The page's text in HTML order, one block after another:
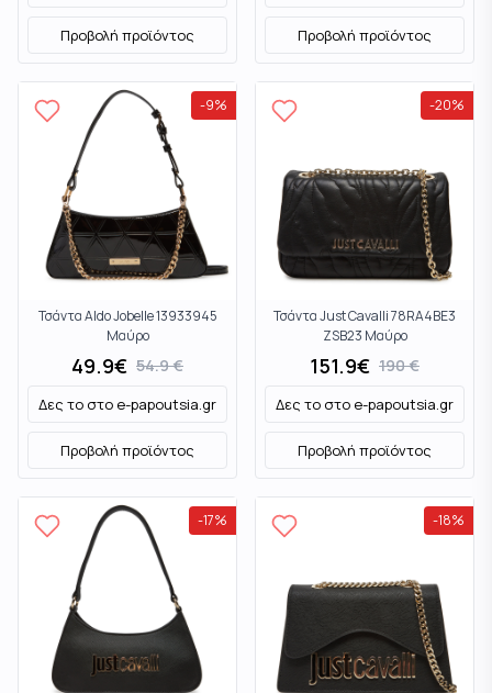
Προβολή προϊόντος Προβολή προϊόντος
-9%
Τσάντα Aldo Jobelle 13933945
Μαύρο
49.9€ 54.9€
Δες το στο e-papoutsia.gr
Προβολή προϊόντος
-20%
Τσάντα Just Cavalli 78RA4BE3
ZSB23 Μαύρο
151.9€ 190€
Δες το στο e-papoutsia.gr
Προβολή προϊόντος
-17% -18%